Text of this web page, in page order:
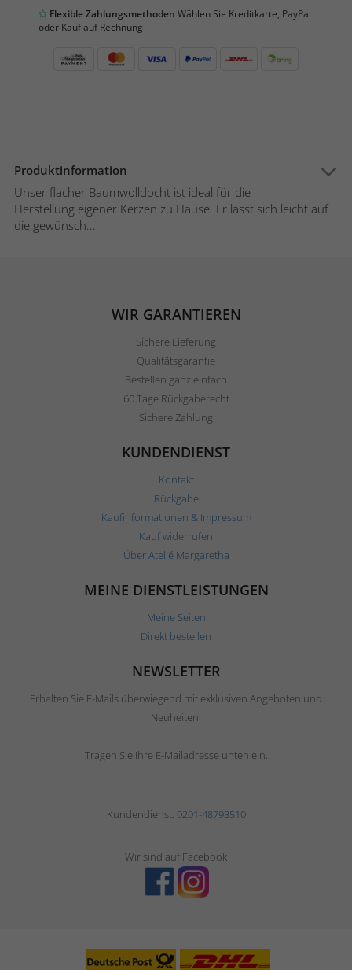
Flexible Zahlungsmethoden Wählen Sie Kreditkarte, PayPal
oder Kauf auf Rechnung
Produktinformation
Unser flacher Baumwolldocht ist ideal für die
Herstellung eigener Kerzen zu Hause. Er lässt sich leicht auf
die gewünsch...
WIR GARANTIEREN
Sichere Lieferung
Qualitätsgarantie
Bestellen ganz einfach
60 Tage Rückgaberecht
Sichere Zahlung
KUNDENDIENST
Kontakt
Rückgabe
Kaufinformationen & Impressum
Kauf widerrufen
Über Ateljé Margaretha
MEINE DIENSTLEISTUNGEN
Meine Seiten
Direkt bestellen
NEWSLETTER
Erhalten Sie E-Mails überwiegend mit exklusiven Angeboten und
Neuheiten.
Tragen Sie Ihre E-Mailadresse unten ein.
Kundendienst: 0201-48793510
Wir sind auf Facebook